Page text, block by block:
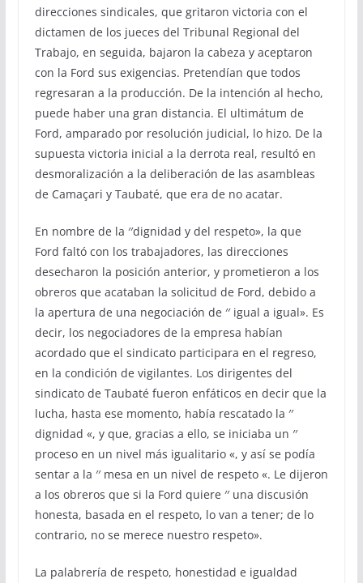
direcciones sindicales, que gritaron victoria con el
dictamen de los jueces del Tribunal Regional del
Trabajo, en seguida, bajaron la cabeza y aceptaron
con la Ford sus exigencias. Pretendían que todos
regresaran a la producción. De la intención al hecho,
puede haber una gran distancia. El ultimátum de
Ford, amparado por resolución judicial, lo hizo. De la
supuesta victoria inicial a la derrota real, resultó en
desmoralización a la deliberación de las asambleas
de Camaçari y Taubaté, que era de no acatar.
En nombre de la ′′dignidad y del respeto», la que
Ford faltó con los trabajadores, las direcciones
desecharon la posición anterior, y prometieron a los
obreros que acataban la solicitud de Ford, debido a
la apertura de una negociación de ′′ igual a igual». Es
decir, los negociadores de la empresa habían
acordado que el sindicato participara en el regreso,
en la condición de vigilantes. Los dirigentes del
sindicato de Taubaté fueron enfáticos en decir que la
lucha, hasta ese momento, había rescatado la ′′
dignidad «, y que, gracias a ello, se iniciaba un ′′
proceso en un nivel más igualitario «, y así se podía
sentar a la ′′ mesa en un nivel de respeto «. Le dijeron
a los obreros que si la Ford quiere ′′ una discusión
honesta, basada en el respeto, lo van a tener; de lo
contrario, no se merece nuestro respeto».
La palabrería de respeto, honestidad e igualdad